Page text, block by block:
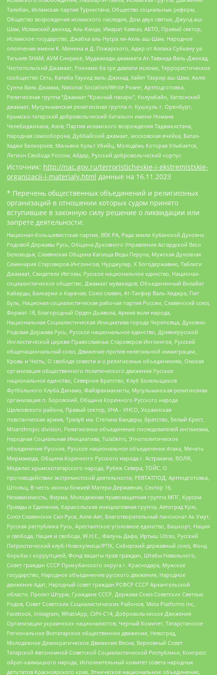
Талибан, Исламская партия Туркестана, Общество социальных реформ,
Общество возрождения исламского наследия, Дом двух святых, Джунд аш-
Шам, Исламский джихад, Аль-Каида, Имарат Кавказ, АБТО, Правый сектор,
Исламское государство, Джабха аль-Нусра ли-Ахль аш-Шам, Народное
ополчение имени К. Минина и Д. Пожарского, Аджр от Аллаха Субхану уа
Тагьаля SHAM, АУМ Синрике, Муджахеды джамаата Ат-Тавхида Валь-Джихад,
Чистопольский Джамаат, Рохнамо ба суи давлати исломи, Террористическое
сообщество Сеть, Катиба Таухид валь-Джихад, Хайят Тахрир аш-Шам, Ахлю
Сунна Валь Джамаа, National Socialism/White Power, Артподготовка,
Религиозная группа “Джамаат “Красный пахарь”, Колумбайн, Хатлонский
джамаат, Мусульманская религиозная группа п. Кушкуль г. Оренбург,
Крымско-татарский добровольческий батальон имени Номана
Челебиджихана, Азов, Партия исламского возрождения Таджикистана,
Народная самооборона, Дуббайский джамаат, московская ячейка, Батал-
Хаджи Белхороев, Маньяки Культ Убийц, Молодёжь Которая Улыбается,
Легион Свобода России, Айдар, Русский добровольческий корпус
Источник: http://nac.gov.ru/terroristicheskie-i-ekstremistskie-
organizacii-i-materialy.html данные на 16.11.2023
* Перечень общественных объединений и религиозных
организаций в отношении которых судом принято
вступившее в законную силу решение о ликвидации или
запрете деятельности:
Национал-большевистская партия, ВЕК РА, Рада земли Кубанской Духовно
Родовой Державы Русь, Община Духовного Управления Асгардской Веси
Беловодья, Славянская Община Капища Веды Перуна, Мужская Духовная
Семинария Староверов-Инглингов, Нурджулар, К Богодержавию, Таблиги
Джамаат, Свидетели Иеговы, Русское национальное единство, Национал-
социалистическое общество, Джамаат мувахидов, Объединенный Вилайат
Кабарды, Балкарии и Карачая, Союз славян, Ат-Такфир Валь-Хиджра, Пит
Буль, Национал-социалистическая рабочая партия России, Славянский союз,
Формат-18, Благородный Орден Дьявола, Армия воли народа,
Национальная Социалистическая Инициатива города Череповца, Духовно-
Родовая Держава Русь, Русское национальное единство, Древнерусской
Инглистической церкви Православных Староверов-Инглингов, Русский
общенациональный союз, Движение против нелегальной иммиграции,
Кровь и Честь, О свободе совести и о религиозных объединениях, Омская
организация общественного политического движения Русское
национальное единство, Северное Братство, Клуб Болельщиков
Футбольного Клуба Динамо, Файзрахманисты, Мусульманская религиозная
организация п. Боровский, Община Коренного Русского народа
Щелковского района, Правый сектор, УНА - УНСО, Украинская
повстанческая армия, Тризуб им. Степана Бандеры, Братство, Белый Крест,
Misanthropic division, Религиозное объединение последователей инглиизма,
Народная Социальная Инициатива, TulaSkins, Этнополитическое
объединение Русские, Русское национальное объединение Атака, Мечеть
Мирмамеда, Община Коренного Русского народа г. Астрахани, ВОЛЯ,
Меджлис крымскотатарского народа, Рубеж Севера, ТОЙС, О
противодействии экстремистской деятельности, РЕВТАТПОД, Артподготовка,
Штольц, В честь иконы Божией Матери Державная, Сектор 16,
Независимость, Фирма, Молодежная правозащитная группа МПГ, Курсом
Правды и Единения, Каракольская инициативная группа, Автоград Крю,
Союз Славянских Сил Руси, Алля-Аят, Благотворительный пансионат Ак Умут,
Русская республика Русь, Арестантское уголовное единство, Башкорт, Нация
и свобода, Нация и свобода, W.H.С., Фалунь Дафа, Иртыш Ultras, Русский
Патриотический клуб-Новокузнецк/РПК, Сибирский державный союз, Фонд
борьбы с коррупцией, Фонд защиты прав граждан, Штабы Навального,
Совет граждан СССР Прикубанского округа г. Краснодара, Мужское
государство, Народное объединение русского движения, Народное
движение Адат, Народный совет граждан РСФСР СССР Архангельской
области, Проект Штурм, Граждане СССР, Держава Союз Советских Светлых
Родов, Совет Советских Социалистических Районов, Meta Platforms Inc,
Facebook, Instagram, WhatsApp, СИЧ-С14, Добровольческое Движение
Организации украинских националистов, Черный Комитет, Татарстанское
Региональное Всетатарское общественное движение, Невоград,
Молодежное Демократическое Движение Весна, Верховный Совет
Татарской Автономной Советской Социалистической Республики, Конгресс
ойрат-калмыцкого народа, Исполнительный комитет совета народных
депутатов Красноярского края, Этническое национальное объединение,